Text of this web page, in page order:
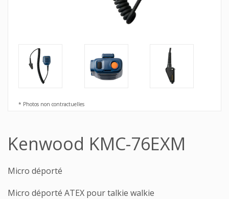
* Photos non contractuelles
Kenwood KMC-76EXM
Micro déporté
Micro déporté ATEX pour talkie walkie